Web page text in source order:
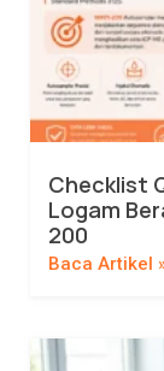
Checklist
Logam
200
Baca Artikel